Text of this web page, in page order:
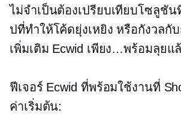
ไม่จำเป็นต้องเปรียบเทียบโซลูชั
ปที่ทำให้โค้ดยุ่งเหยิง หรือกังวลกั
เพิ่มเติม Ecwid เพียง…พร้อมลุยแ
ฟีเจอร์ Ecwid ที่พร้อมใช้งานที่
ค่าเริ่มต้น: